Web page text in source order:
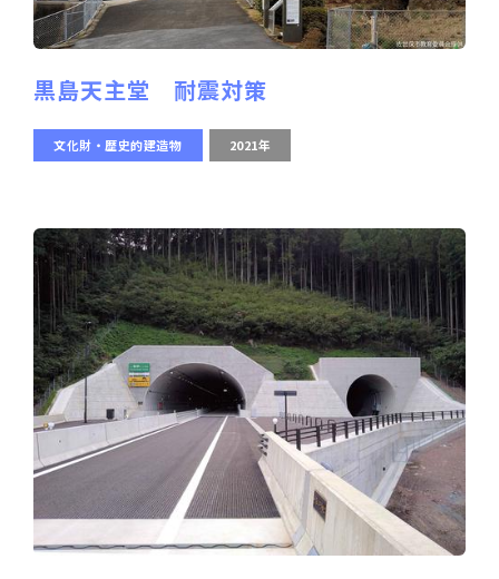
黒島天主堂 耐震対策
文化財・歴史的建造物 2021年